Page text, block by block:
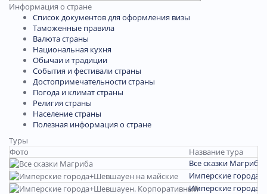
Информация о стране
Список документов для оформления визы
Таможенные правила
Валюта страны
Национальная кухня
Обычаи и традиции
События и фестивали страны
Достопримечательности страны
Погода и климат страны
Религия страны
Население страны
Полезная информация о стране
Туры
Фото
Название тура
Все сказки Магриба
Имперские
Имперские